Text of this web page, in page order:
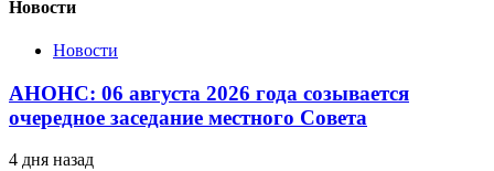
Новости
Новости
АНОНС: 06 августа 2026 года созывается
очередное заседание местного Совета
4 дня назад